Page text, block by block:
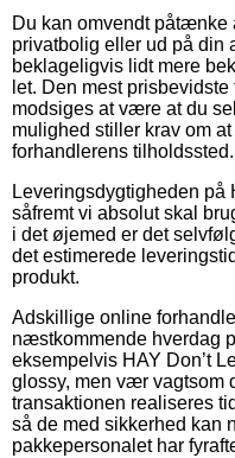
Du kan omvendt påtænke
privatbolig eller ud på din
beklageligvis lidt mere
let. Den mest
modsiges at være at du
mulighed stiller krav om
forhandlerens tilholdssted.
Leveringsdygtigheden på
såfremt vi absolut skal
i det øjemed er det
det estimerede
produkt.
Adskillige online
næstkommende hverdag
eksempelvis HAY Don’t
glossy, men vær vagtsom
transaktionen realiseres
så de med sikkerhed kan
pakkepersonalet har